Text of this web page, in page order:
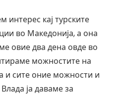
интерес кај турските
во Македонија, а она
овие два дена овде во
можностите на
и сите оние можности и
ја даваме за